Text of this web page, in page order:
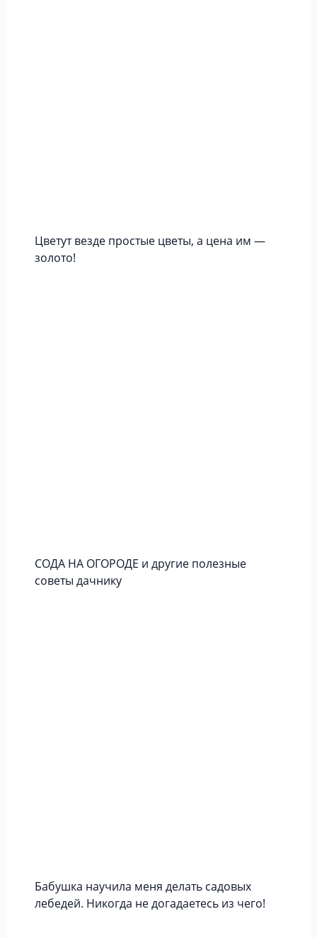
Цветут везде простые цветы, а цена им —
золото!
СОДА НА ОГОРОДЕ и другие полезные
советы дачнику
Бабушка научила меня делать садовых
лебедей. Никогда не догадаетесь из чего!